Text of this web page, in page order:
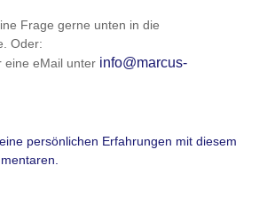
Frage gerne unten in die
Oder:
eine eMail unter info@marcus-
persönlichen Erfahrungen mit diesem